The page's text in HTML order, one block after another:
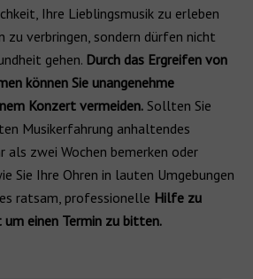
Ihre Lieblingsmusik zu erleben
zu verbringen, sondern dürfen nicht
gehen. Durch das Ergreifen von
können Sie unangenehme
Konzert vermeiden. Sollten Sie
Musikerfahrung anhaltendes
als zwei Wochen bemerken oder
Sie Ihre Ohren in lauten Umgebungen
ratsam, professionelle Hilfe zu
um einen Termin zu bitten.